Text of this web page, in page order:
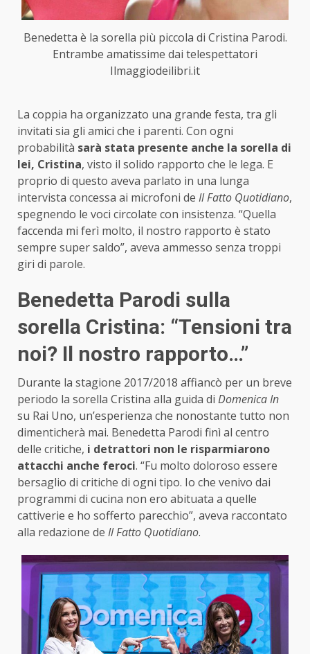
Benedetta è la sorella più piccola di Cristina Parodi.
Entrambe amatissime dai telespettatori
Ilmaggiodeilibri.it
La coppia ha organizzato una grande festa, tra gli
invitati sia gli amici che i parenti. Con ogni
probabilità sarà stata presente anche la sorella di
lei, Cristina, visto il solido rapporto che le lega. E
proprio di questo aveva parlato in una lunga
intervista concessa ai microfoni de Il Fatto Quotidiano,
spegnendo le voci circolate con insistenza. “Quella
faccenda mi ferì molto, il nostro rapporto è stato
sempre super saldo”, aveva ammesso senza troppi
giri di parole.
Benedetta Parodi sulla
sorella Cristina: “Tensioni tra
noi? Il nostro rapporto…”
Durante la stagione 2017/2018 affiancò per un breve
periodo la sorella Cristina alla guida di Domenica In
su Rai Uno, un’esperienza che nonostante tutto non
dimenticherà mai. Benedetta Parodi finì al centro
delle critiche, i detrattori non le risparmiarono
attacchi anche feroci. “Fu molto doloroso essere
bersaglio di critiche di ogni tipo. Io che venivo dai
programmi di cucina non ero abituata a quelle
cattiverie e ho sofferto parecchio”, aveva raccontato
alla redazione de Il Fatto Quotidiano.